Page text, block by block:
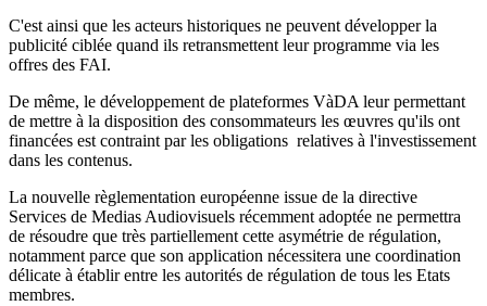
C'est ainsi que les acteurs historiques ne peuvent développer la
publicité ciblée quand ils retransmettent leur programme via les
offres des FAI.
De même, le développement de plateformes VàDA leur permettant
de mettre à la disposition des consommateurs les œuvres qu'ils ont
financées est contraint par les obligations relatives à l'investissement
dans les contenus.
La nouvelle règlementation européenne issue de la directive
Services de Medias Audiovisuels récemment adoptée ne permettra
de résoudre que très partiellement cette asymétrie de régulation,
notamment parce que son application nécessitera une coordination
délicate à établir entre les autorités de régulation de tous les Etats
membres.